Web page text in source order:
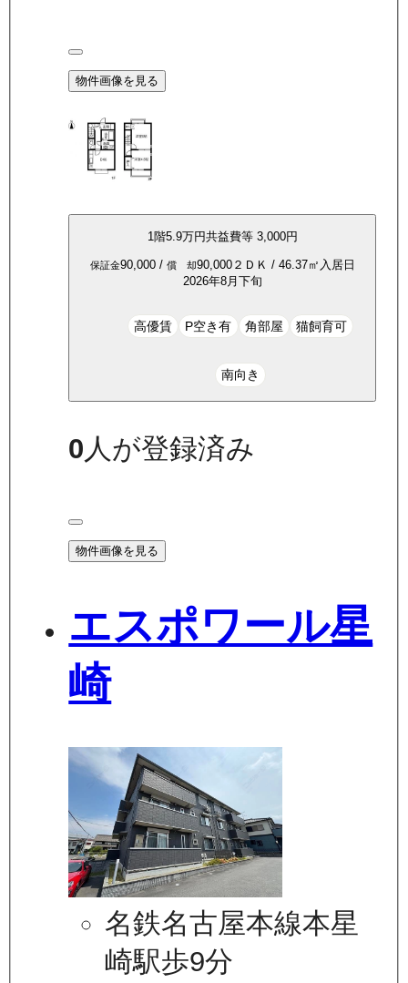
物件画像を見る
1 階5.9万円共益費等 3,000円
保証金90,000/ 償 却90,000２ＤＫ / 46.37㎡ 入居日
2026年8月下旬
高優賃 P空き有 角部屋 猫飼育可
南向き
0 人が登録済み
物件画像を見る
エスポワール星
崎
名鉄名古屋本線本星
崎駅歩9分